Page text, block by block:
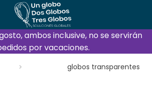
ambos inclusive, no se servirán
por vacaciones.
globos transparentes